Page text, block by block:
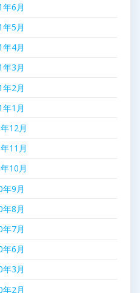
年6月
年5月
年4月
年3月
年2月
年1月
12月
11月
10月
年9月
年8月
年7月
年6月
年3月
年2月